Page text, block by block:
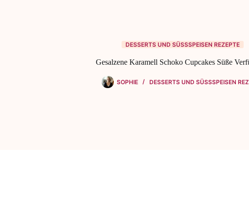
DESSERTS UND SÜSSSPEISEN REZEPTE
Gesalzene Karamell Schoko Cupcakes Süße
SOPHIE DESSERTS UND SÜSSSPEISEN